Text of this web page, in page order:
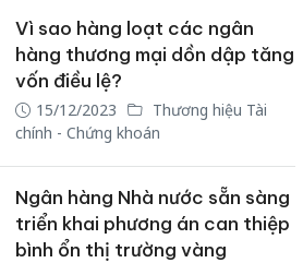
Vì sao hàng loạt các ngân
hàng thương mại dồn dập tăng
vốn điều lệ?
15/12/2023
Thương hiệu Tài
chính - Chứng khoán
Ngân hàng Nhà nước sẵn sàng
triển khai phương án can thiệp
bình ổn thị trường vàng